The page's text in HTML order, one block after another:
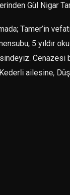
Gül Nigar
Tamer’in
5 yıldır
Cenazesi
ailesine,